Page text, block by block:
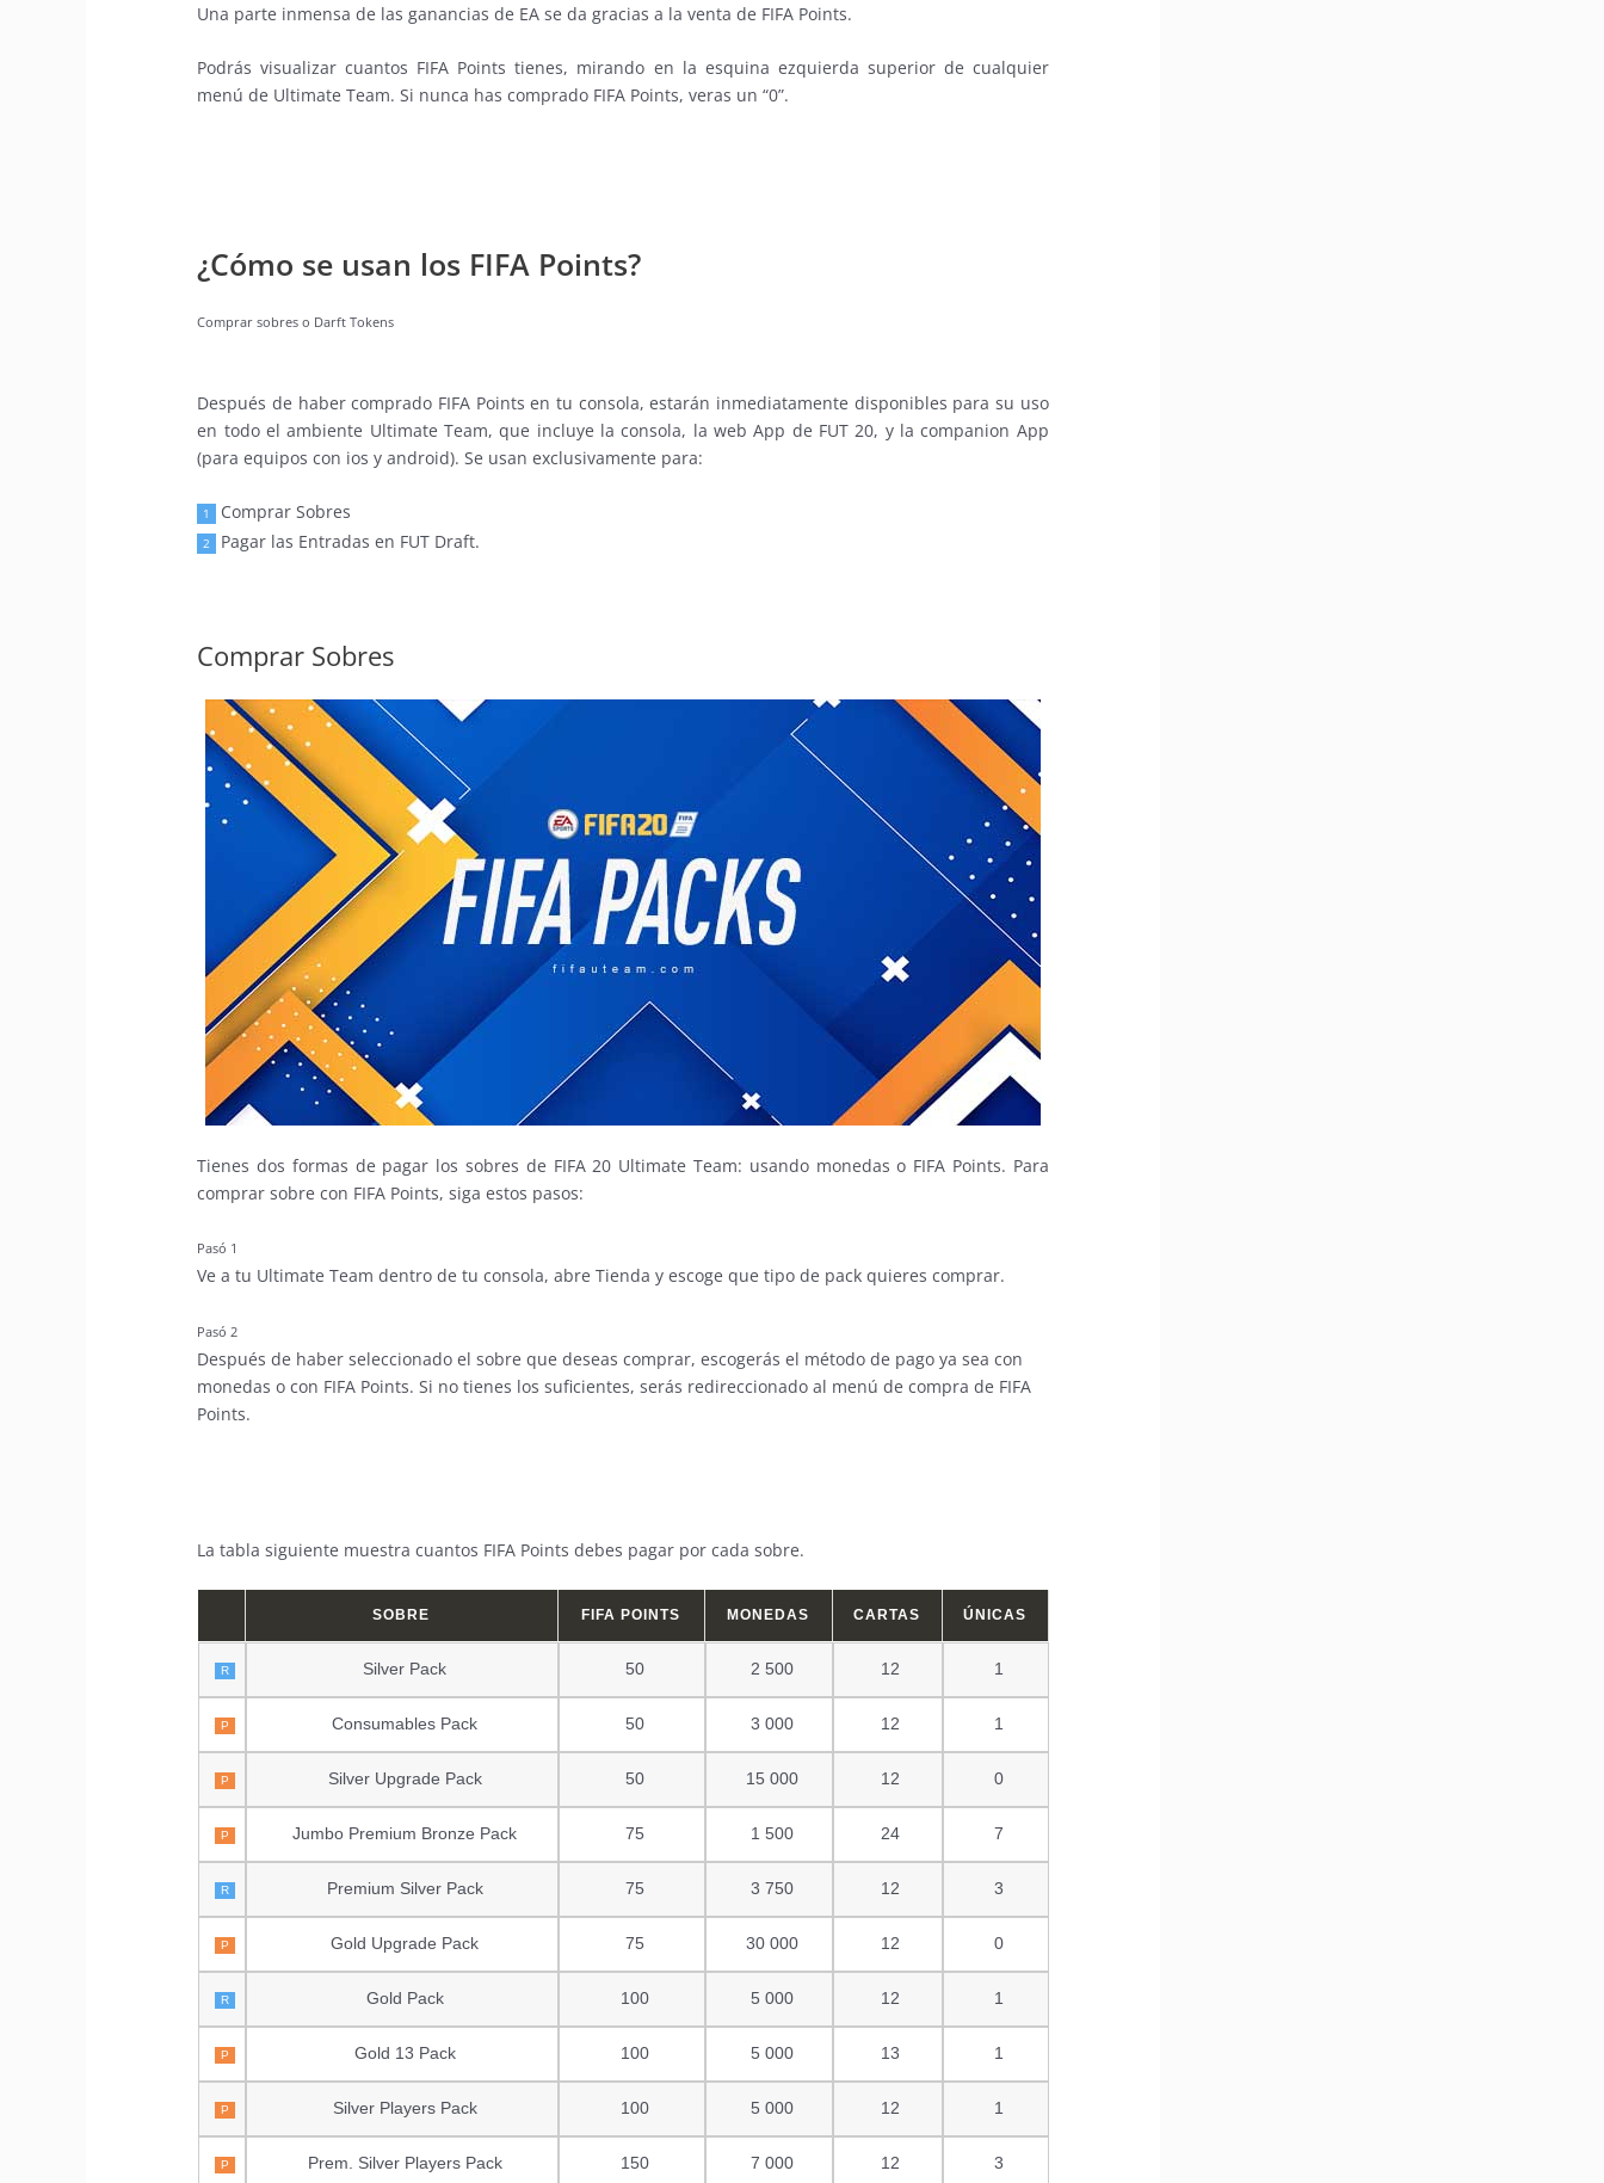
Una parte inmensa de las ganancias de EA se da gracias a la venta de FIFA Points.
Podrás visualizar cuantos FIFA Points tienes, mirando en la esquina ezquierda superior de cualquier
menú de Ultimate Team. Si nunca has comprado FIFA Points, veras un “0”.
¿Cómo se usan los FIFA Points?
Comprar sobres o Darft Tokens
Después de haber comprado FIFA Points en tu consola, estarán inmediatamente disponibles para su uso
en todo el ambiente Ultimate Team, que incluye la consola, la web App de FUT 20, y la companion App
(para equipos con ios y android). Se usan exclusivamente para:
1 Comprar Sobres
2 Pagar las Entradas en FUT Draft.
Comprar Sobres
Tienes dos formas de pagar los sobres de FIFA 20 Ultimate Team: usando monedas o FIFA Points. Para
comprar sobre con FIFA Points, siga estos pasos:
Pasó 1
Ve a tu Ultimate Team dentro de tu consola, abre Tienda y escoge que tipo de pack quieres comprar.
Pasó 2
Después de haber seleccionado el sobre que deseas comprar, escogerás el método de pago ya sea con
monedas o con FIFA Points. Si no tienes los suficientes, serás redireccionado al menú de compra de FIFA
Points.
La tabla siguiente muestra cuantos FIFA Points debes pagar por cada sobre.
SOBRE FIFA POINTS MONEDAS CARTAS ÚNICAS
R Silver Pack 50 2 500 12 1
P Consumables Pack 50 3 000 12 1
P Silver Upgrade Pack 50 15 000 12 0
P Jumbo Premium Bronze Pack 75 1 500 24 7
R Premium Silver Pack 75 3 750 12 3
P Gold Upgrade Pack 75 30 000 12 0
R Gold Pack 100 5 000 12 1
P Gold 13 Pack 100 5 000 13 1
P Silver Players Pack 100 5 000 12 1
P Prem. Silver Players Pack 150 7 000 12 3